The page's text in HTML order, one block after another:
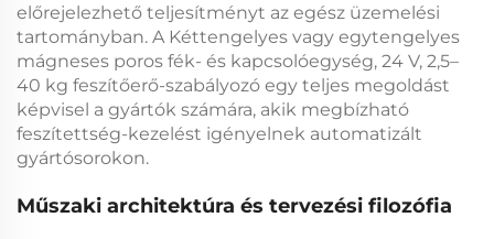
előrejelezhető teljesítményt az egész üzemelési
tartományban. A Kéttengelyes vagy egytengelyes
mágneses poros fék- és kapcsolóegység, 24 V, 2,5–
40 kg feszítőerő-szabályozó egy teljes megoldást
képvisel a gyártók számára, akik megbízható
feszítettség-kezelést igényelnek automatizált
gyártósorokon.
Műszaki architektúra és tervezési filozófia